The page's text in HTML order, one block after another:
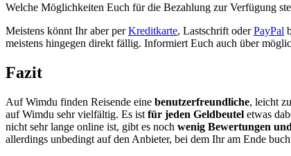
Welche Möglichkeiten Euch für die Bezahlung zur Verfügung
Meistens könnt Ihr aber perKreditkarte, Lastschrift oderPayPal
meistens hingegen direkt fällig. Informiert Euch auch über
Fazit
Auf Wimdu finden Reisende eine benutzerfreundliche, leicht
auf Wimdu sehr vielfältig. Es ist für jeden Geldbeutel etwas
nicht sehr lange online ist, gibt es noch wenig Bewertungen
allerdings unbedingt auf den Anbieter, bei dem Ihr am Ende